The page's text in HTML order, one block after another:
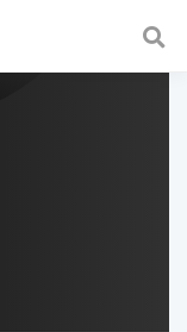
fast and